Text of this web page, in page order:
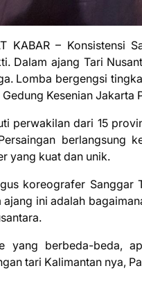
KABAR – Konsistensi
Dalam ajang Tari
Lomba bergengsi
Kesenian Jakarta
perwakilan dari 15
berlangsung
yang kuat dan unik.
koreografer Sanggar
ini adalah
yang berbeda-beda,
tari Kalimantan nya,